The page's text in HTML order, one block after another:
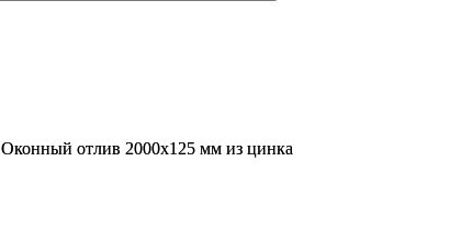
Оконный отлив 2000х125 мм из цинка